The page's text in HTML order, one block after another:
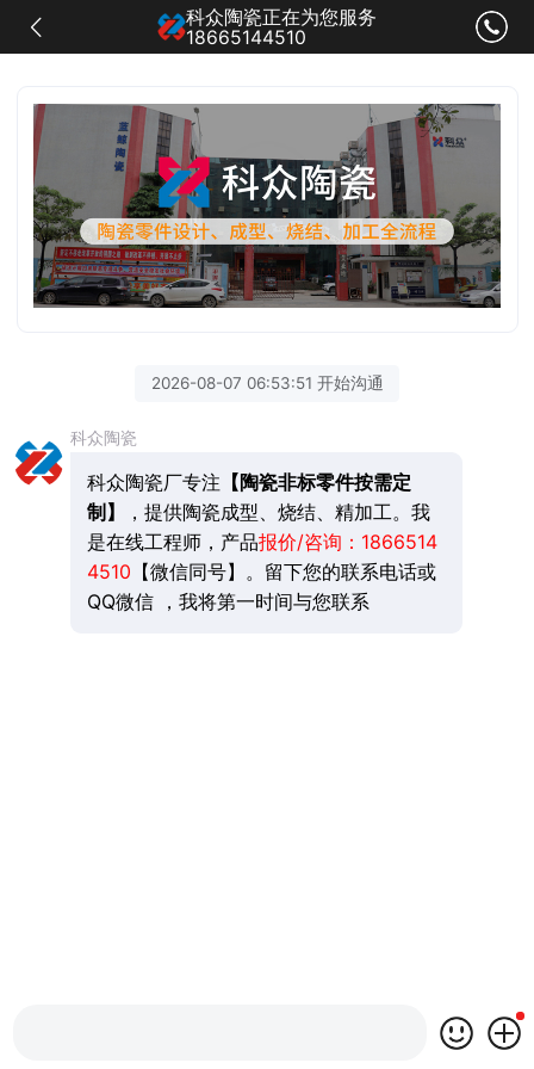
科众陶瓷正在为您服务
18665144510
2026-08-07 06:53:51 开始沟通
科众陶瓷
科众陶瓷厂专注 【陶瓷非标零件按需定
制】
，提供陶瓷成型、烧结、精加工。我
是在线工程师，产品报价/咨询： 1866514
4510 【微信同号】。留下您的联系电话或
QQ微信 ，我将第一时间与您联系